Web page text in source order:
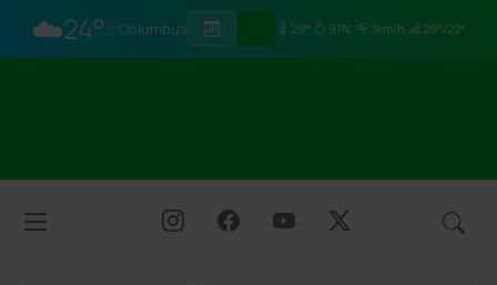
☁️24° Columbus 29° 91% 3km/h 29°/22°